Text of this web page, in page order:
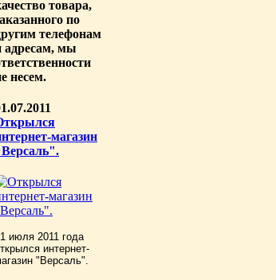
товара,
по
телефонам
адресам, мы
несем.
магазин
июля 2011 года
интернет-
"Версаль".